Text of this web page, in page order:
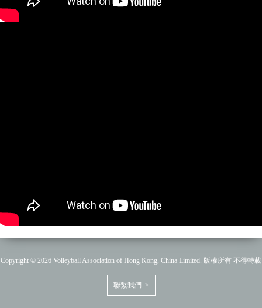
Copyright © 2026 Volleyball Association of Hong Kong, China Limited. 版權所有 不得轉載
聯繫我們 >